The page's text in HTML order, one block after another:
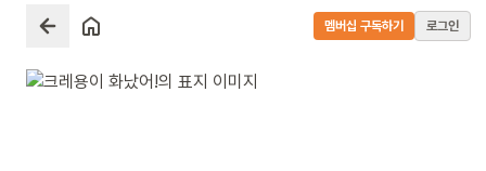
멤버십 구독하기 로그인